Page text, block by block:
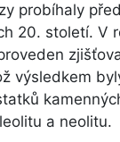
probíhaly
20. století. V
výsledkem
a neolitu.